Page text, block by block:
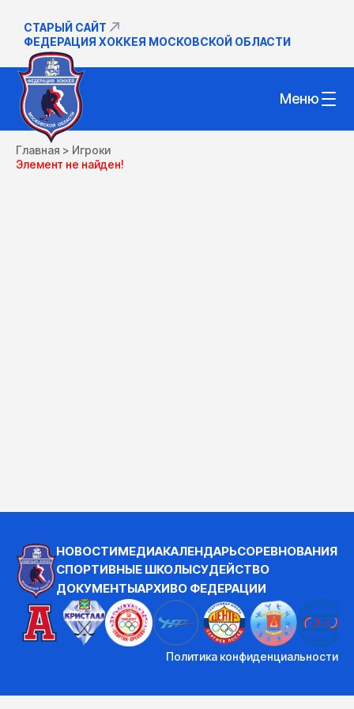
СТАРЫЙ САЙТ
ФЕДЕРАЦИЯ ХОККЕЯ МОСКОВСКОЙ ОБЛАСТИ
Меню
Главная > Игроки
Элемент не найден!
НОВОСТИМЕДИАКАЛЕНДАРЬСОРЕВНОВАНИЯ
СПОРТИВНЫЕ ШКОЛЫСУДЕЙСТВО
ДОКУМЕНТЫАРХИВО ФЕДЕРАЦИИ
Политика конфиденциальности